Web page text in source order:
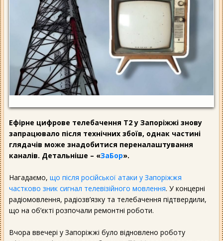
Ефірне цифрове телебачення Т2 у Запоріжжі знову
запрацювало після технічних збоїв, однак частині
глядачів може знадобитися переналаштування
каналів. Детальніше – «ЗаБор».
Нагадаємо, що після російської атаки у Запоріжжя
частково зник сигнал телевізійного мовлення. У концерні
радіомовлення, радіозв’язку та телебачення підтвердили,
що на об’єкті розпочали ремонтні роботи.
Вчора ввечері у Запоріжжі було відновлено роботу